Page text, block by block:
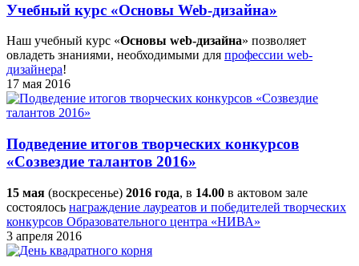
Учебный курс «Основы Web-дизайна»
Наш учебный курс «Основы web-дизайна» позволяет
овладеть знаниями, необходимыми для профессии web-
дизайнера!
17 мая 2016
Подведение итогов творческих конкурсов
«Созвездие талантов 2016»
15 мая (воскресенье) 2016 года, в 14.00 в актовом зале
состоялось награждение лауреатов и победителей творческих
конкурсов Образовательного центра «НИВА»
3 апреля 2016